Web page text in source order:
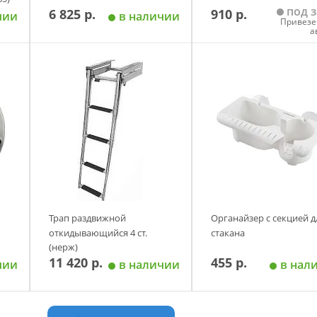
6 825 р. в наличии
Добавить в корзину
910 р. под
Трап раздвижной
откидывающийся 4 ст.
(нерж)
11 420 р. в наличии
Органайзер с секцией
стакана
455 р. в